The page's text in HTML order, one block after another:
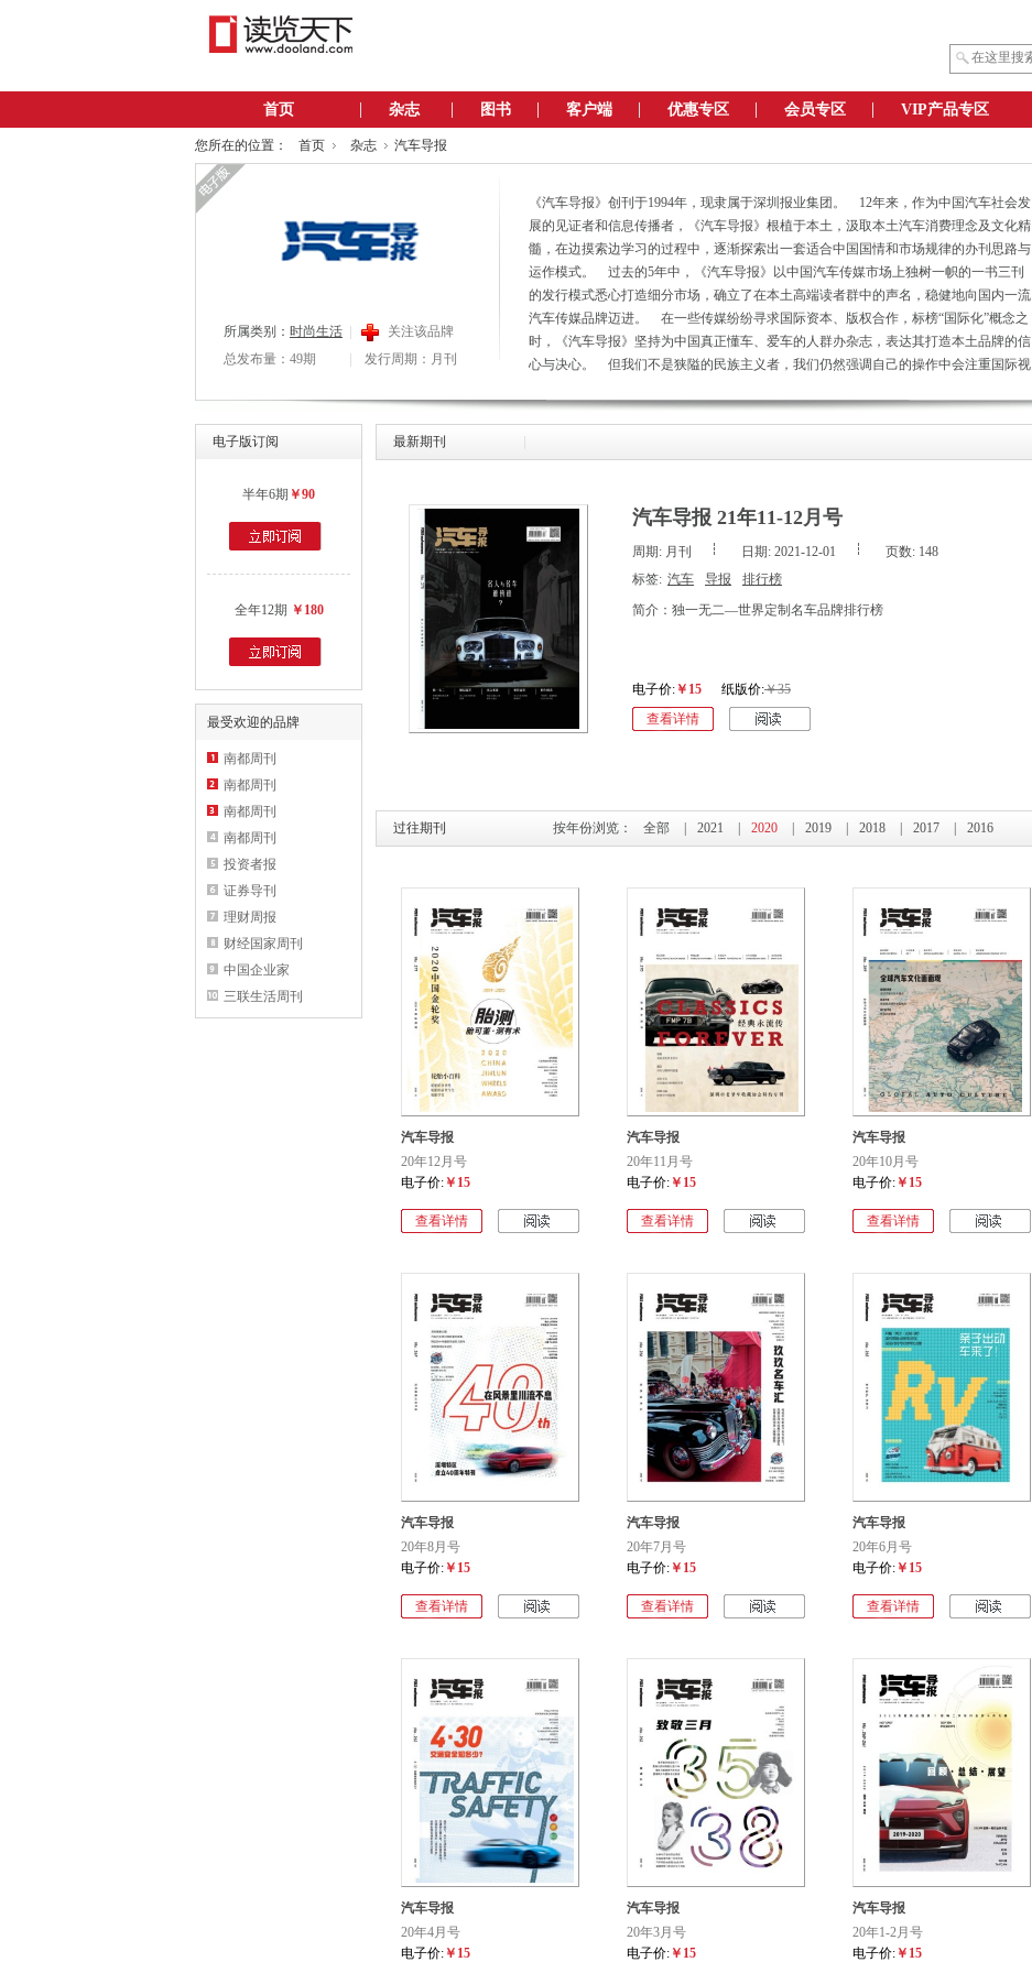
首页 杂志 图书 客户端 优惠专区 会员专区 VIP产品专区
您所在的位置： 首页 杂志 汽车导报
所属类别： 时尚生活
关注该品牌
总发布量：49期
发行周期：月刊
《汽车导报》创刊于1994年，现隶属于深圳报业集团。 12年来，作为中国汽车社会发
展的见证者和信息传播者，《汽车导报》根植于本土，汲取本土汽车消费理念及文化精
髓，在边摸索边学习的过程中，逐渐探索出一套适合中国国情和市场规律的办刊思路与
运作模式。 过去的5年中，《汽车导报》以中国汽车传媒市场上独树一帜的一书三刊
的发行模式悉心打造细分市场，确立了在本土高端读者群中的声名，稳健地向国内一流
汽车传媒品牌迈进。 在一些传媒纷纷寻求国际资本、版权合作，标榜“国际化”概念之
时，《汽车导报》坚持为中国真正懂车、爱车的人群办杂志，表达其打造本土品牌的信
心与决心。 但我们不是狭隘的民族主义者，我们仍然强调自己的操作中会注重国际视
电子版订阅
半年6期 ￥90
全年12期 ￥180
最受欢迎的品牌
南都周刊
南都周刊
南都周刊
南都周刊
投资者报
证券导刊
理财周报
财经国家周刊
中国企业家
三联生活周刊
最新期刊
汽车导报 21年11-12月号
周期: 月刊 日期: 2021-12-01
页数: 148
标签: 汽车 导报
排行榜
简介：独一无二—世界定制名车品牌排行榜
电子价: ￥15 纸版价:￥35
查看详情
过往期刊 按年份浏览： 全部 2021 2020 2019 2018 2017 2016
汽车导报
20年12月号
电子价: ￥15
查看详情
汽车导报
20年11月号
电子价: ￥15
查看详情
汽车导报
20年10月号
电子价: ￥15
查看详情
汽车导报
20年8月号
电子价: ￥15
查看详情
汽车导报
20年7月号
电子价: ￥15
查看详情
汽车导报
20年6月号
电子价: ￥15
查看详情
汽车导报
20年4月号
电子价: ￥15
汽车导报
20年3月号
电子价: ￥15
汽车导报
20年1-2月号
电子价: ￥15